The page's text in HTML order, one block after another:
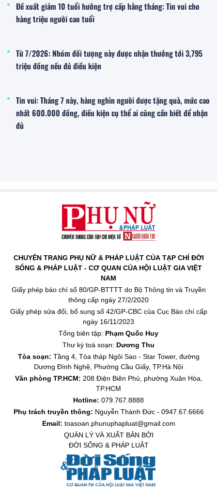
Đề xuất giảm 10 tuổi hưởng trợ cấp hằng tháng: Tin vui cho
hàng triệu người cao tuổi
Từ 7/2026: Nhóm đối tượng này được nhận thưởng tới 3,795
triệu đồng nếu đủ điều kiện
Tin vui: Tháng 7 này, hàng nghìn người được tặng quà, mức cao
nhất 600.000 đồng, điều kiện cụ thể ai cũng cần biết để nhận
đủ
CHUYÊN TRANG PHỤ NỮ & PHÁP LUẬT CỦA TẠP CHÍ ĐỜI
SỐNG & PHÁP LUẬT - CƠ QUAN CỦA HỘI LUẬT GIA VIỆT
NAM
Giấy phép báo chí số 80/GP-BTTTT do Bộ Thông tin và Truyền
thông cấp ngày 27/2/2020
Giấy phép sửa đổi, bổ sung số 42/GP-CBC của Cục Báo chí cấp
ngày 16/11/2023
Tổng biên tập: Phạm Quốc Huy
Thư ký toà soạn: Dương Thu
Tòa soạn: Tầng 4, Tòa tháp Ngôi Sao - Star Tower, đường
Dương Đình Nghệ, Phường Cầu Giấy, TP.Hà Nội
Văn phòng TP.HCM: 208 Điện Biên Phủ, phường Xuân Hòa,
TP.HCM
Hotline: 079.767.8888
Phụ trách truyền thông: Nguyễn Thành Đức - 0947.67.6666
Email: toasoan.phunuphapluat@gmail.com
QUẢN LÝ VÀ XUẤT BẢN BỞI
ĐỜI SỐNG & PHÁP LUẬT